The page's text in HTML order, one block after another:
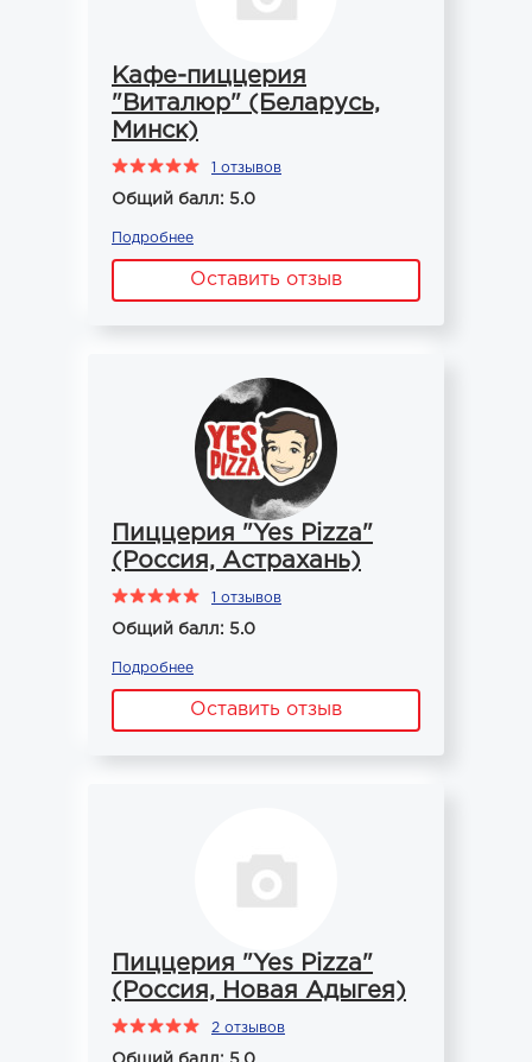
Кафе-пиццерия
"Виталюр" (Беларусь,
Минск)
1 отзывов
Общий балл: 5.0
Подробнее
Оставить отзыв
Пиццерия "Yes Pizza"
(Россия, Астрахань)
1 отзывов
Общий балл: 5.0
Подробнее
Оставить отзыв
Пиццерия "Yes Pizza"
(Россия, Новая Адыгея)
2 отзывов